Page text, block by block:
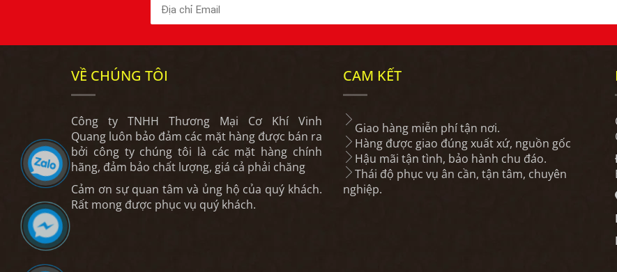
VỀ CHÚNG TÔI
Công ty TNHH Thương Mại Cơ Khí Vinh
Quang luôn bảo đảm các mặt hàng được bán ra
bởi công ty chúng tôi là các mặt hàng chính
hãng, đảm bảo chất lượng, giá cả phải chăng
Cảm ơn sự quan tâm và ủng hộ của quý khách.
Rất mong được phục vụ quý khách.
CAM KẾT
Giao hàng miễn phí tận nơi.
Hàng được giao đúng xuất xứ, nguồn gốc
Hậu mãi tận tình, bảo hành chu đáo.
Thái độ phục vụ ân cần, tận tâm, chuyên
nghiệp.